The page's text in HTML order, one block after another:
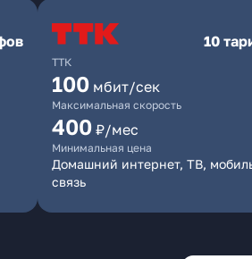
ТТК
10
100 мбит/сек
Максимальная скорость
400 ₽/мес
Минимальная цена
Домашний интернет, ТВ,
связь